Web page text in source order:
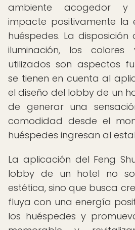
ambiente acogedor y
impacte positivamente la
huéspedes. La
iluminación, los
utilizados son aspectos
se tienen en cuenta al
el diseño del lobby de un
de generar una
comodidad desde el
huéspedes ingresan al
La aplicación del Feng
lobby de un hotel no
estética, sino que busca
fluya con una energía
los huéspedes y